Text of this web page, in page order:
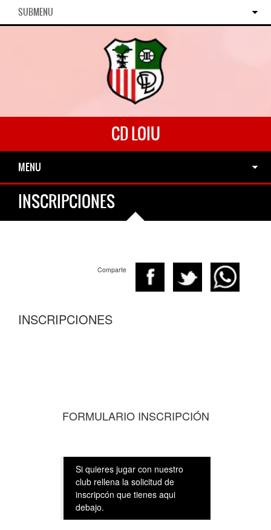
SUBMENU
CD LOIU
MENU
INSCRIPCIONES
Comparte
INSCRIPCIONES
FORMULARIO INSCRIPCIÓN
Si quieres jugar con nuestro
club rellena la solicitud de
inscripcón que tienes aqui
debajo.